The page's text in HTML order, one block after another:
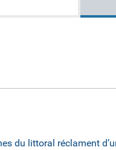
du littoral réclament